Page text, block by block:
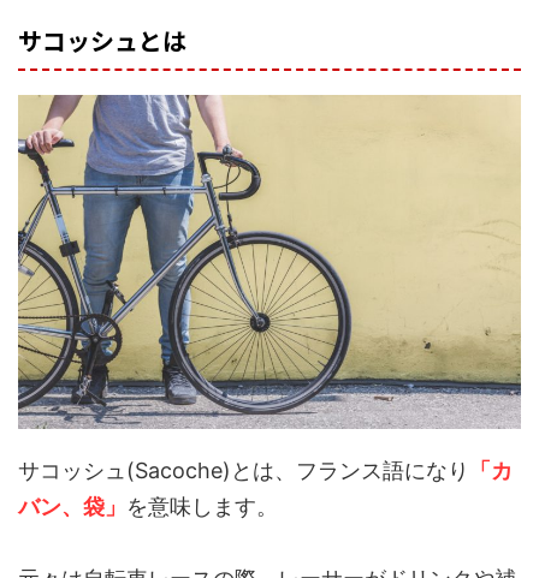
サコッシュとは
サコッシュ(Sacoche)とは、フランス語になり
「カ
バン、袋」 を意味します。